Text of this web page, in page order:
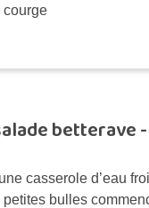
courge
betterave
casserole d’eau
bulles